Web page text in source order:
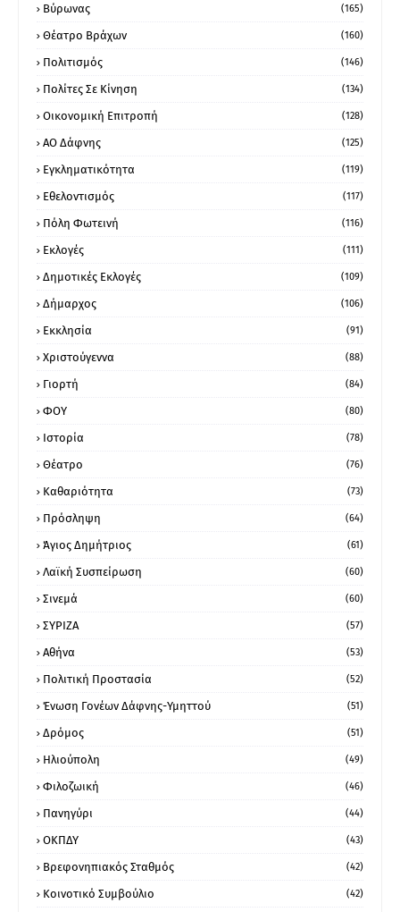
Βύρωνας (165)
Θέατρο Βράχων (160)
Πολιτισμός (146)
Πολίτες Σε Κίνηση (134)
Οικονομική Επιτροπή (128)
ΑΟ Δάφνης (125)
Εγκληματικότητα (119)
Εθελοντισμός (117)
Πόλη Φωτεινή (116)
Εκλογές (111)
Δημοτικές Εκλογές (109)
Δήμαρχος (106)
Εκκλησία (91)
Χριστούγεννα (88)
Γιορτή (84)
ΦΟΥ (80)
Ιστορία (78)
Θέατρο (76)
Καθαριότητα (73)
Πρόσληψη (64)
Άγιος Δημήτριος (61)
Λαϊκή Συσπείρωση (60)
Σινεμά (60)
ΣΥΡΙΖΑ (57)
Αθήνα (53)
Πολιτική Προστασία (52)
Ένωση Γονέων Δάφνης-Υμηττού (51)
Δρόμος (51)
Ηλιούπολη (49)
Φιλοζωική (46)
Πανηγύρι (44)
ΟΚΠΔΥ (43)
Βρεφονηπιακός Σταθμός (42)
Κοινοτικό Συμβούλιο (42)